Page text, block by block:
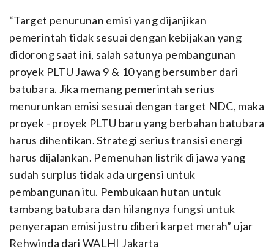
“Target penurunan emisi yang dijanjikan
pemerintah tidak sesuai dengan kebijakan yang
didorong saat ini, salah satunya pembangunan
proyek PLTU Jawa 9 & 10 yang bersumber dari
batubara. Jika memang pemerintah serius
menurunkan emisi sesuai dengan target NDC, maka
proyek - proyek PLTU baru yang berbahan batubara
harus dihentikan. Strategi serius transisi energi
harus dijalankan. Pemenuhan listrik di jawa yang
sudah surplus tidak ada urgensi untuk
pembangunan itu. Pembukaan hutan untuk
tambang batubara dan hilangnya fungsi untuk
penyerapan emisi justru diberi karpet merah” ujar
Rehwinda dari WALHI Jakarta